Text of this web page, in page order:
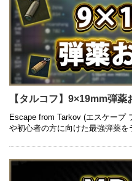
【タルコフ】9×19mm弾薬
Escape from Tarkov (エスケープ
や初心者の方に向けた最強弾薬を